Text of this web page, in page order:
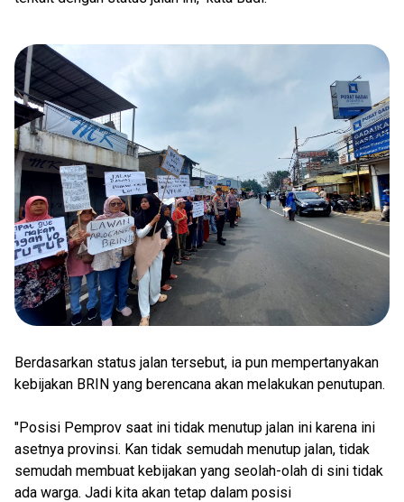
Berdasarkan status jalan tersebut, ia pun mempertanyakan
kebijakan BRIN yang berencana akan melakukan penutupan.
"Posisi Pemprov saat ini tidak menutup jalan ini karena ini
asetnya provinsi. Kan tidak semudah menutup jalan, tidak
semudah membuat kebijakan yang seolah-olah di sini tidak
ada warga. Jadi kita akan tetap dalam posisi